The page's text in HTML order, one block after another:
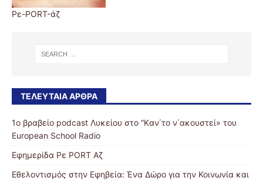
Ρε-PORT-άζ
ΤΕΛΕΥΤΑΊΑ ΆΡΘΡΑ
1ο βραβείο podcast Λυκείου στο “Kαν΄το ν΄ακουστεί» του
European School Radio
Εφημερίδα Ρε PORT Αζ
Εθελοντισμός στην Εφηβεία: Ένα Δώρο για την Κοινωνία και